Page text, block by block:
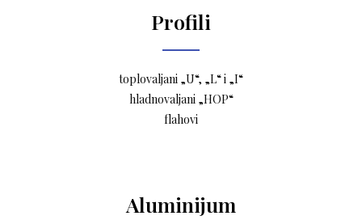
Profili
toplovaljani „U“, „L“ i „I“
hladnovaljani „HOP“
flahovi
Aluminijum